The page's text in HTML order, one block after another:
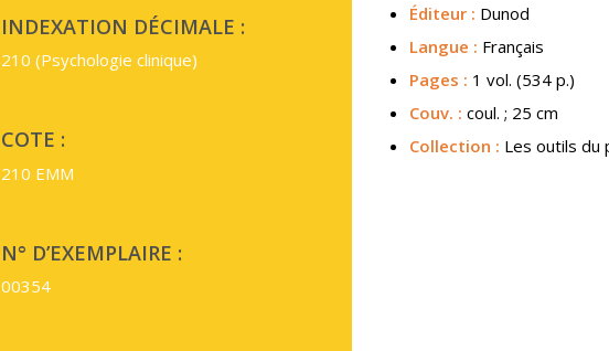
INDEXATION DÉCIMALE :
210 (Psychologie clinique)
COTE :
210 EMM
N° D’EXEMPLAIRE :
00354
Éditeur : Dunod
Langue : Français
Pages : 1 vol. (534 p.)
Couv. : coul. ; 25 cm
Collection : Les outils du